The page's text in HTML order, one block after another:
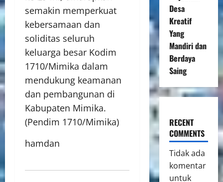
semakin memperkuat
kebersamaan dan
soliditas seluruh
keluarga besar Kodim
1710/Mimika dalam
mendukung keamanan
dan pembangunan di
Kabupaten Mimika.
(Pendim 1710/Mimika)
hamdan
Desa
Kreatif
Yang
Mandiri dan
Berdaya
Saing
RECENT
COMMENTS
Tidak ada
komentar
untuk